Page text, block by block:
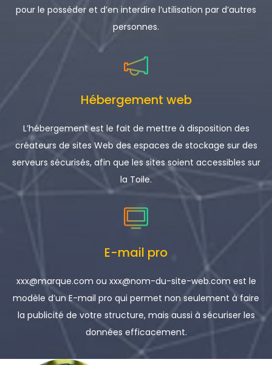
pour le posséder et d’en interdire l’utilisation par d’autres
personnes.
Hébergement web
L’hébergement est le fait de mettre à disposition des
créateurs de sites Web des espaces de stockage sur des
serveurs sécurisés, afin que les sites soient accessibles sur
la Toile.
E-mail pro
xxx@marque.com ou xxx@nom-du-site-web.com est le
modèle d’un E-mail pro qui permet non seulement à faire
la publicité de votre structure, mais aussi à sécuriser les
données efficacement.